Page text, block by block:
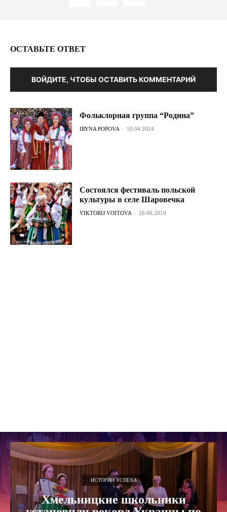
ОСТАВЬТЕ ОТВЕТ
ВОЙДИТЕ, ЧТОБЫ ОСТАВИТЬ КОММЕНТАРИЙ
Фольклорная группа “Родина”
IRYNA POPOVA - 10.04.2024
Состоялся фестиваль польской
культуры в селе Шаровечка
VIKTORIJ VOITOVA - 26.06.2019